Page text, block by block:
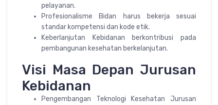
pelayanan.
Profesionalisme Bidan harus bekerja sesuai
standar kompetensi dan kode etik.
Keberlanjutan Kebidanan berkontribusi pada
pembangunan kesehatan berkelanjutan.
Visi Masa Depan Jurusan
Kebidanan
Pengembangan Teknologi Kesehatan Jurusan